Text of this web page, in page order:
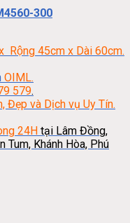
300
Rộng 45cm x Dài 60cm.
OIML.
579.
Đẹp và Dịch vụ Uy Tín.
24H tại Lâm Đồng,
Tum, Khánh Hòa, Phú